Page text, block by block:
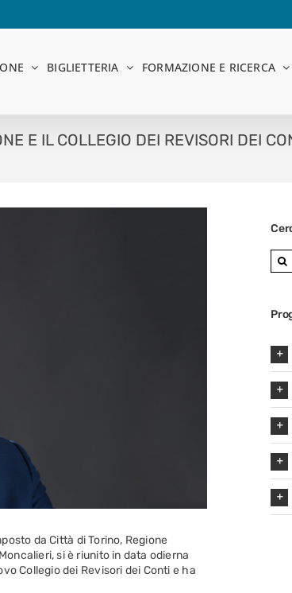
BIGLIETTERIA FORMAZIONE E RICERCA
E IL COLLEGIO DEI REVISORI DEI
da Città di Torino, Regione
si è riunito in data odierna
Collegio dei Revisori dei Conti e ha
for: